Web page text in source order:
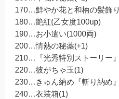
170…鮮やか花と和柄の髪飾り
180…艶紅(乙女度100up)
190…お小遣い(1000両)
200…情熱の秘薬(+1)
210…『光秀特別ストーリー』
220…彼がちゃ玉(1)
230…きゅん納め『斬り納め』
240…衣装箱(1)